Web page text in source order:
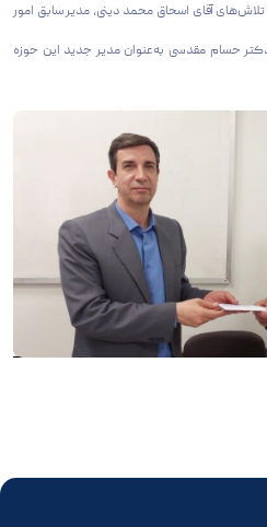
آقای اسحاق محمد دینی، مدیر سابق امور
حسام مقدسی به‌عنوان مدیر جدید این حوزه